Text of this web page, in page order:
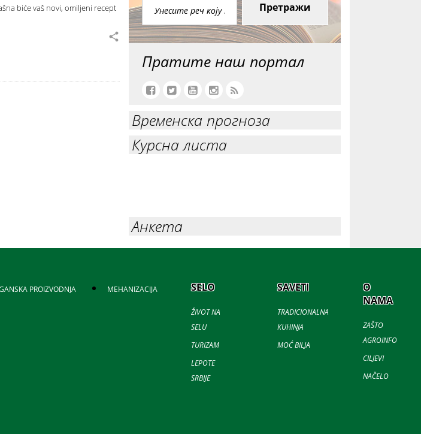
biće vaš novi, omiljeni recept
Претражи
Пратите наш портал
Временска прогноза
Курсна листа
Анкета
PROIZVODNJA MEHANIZACIJA SELO
ŽIVOT NA
SELU
TURIZAM
LEPOTE
SRBIJE
SAVETI
TRADICIONALNA
KUHINJA
MOĆ BILJA
O
NAMA
ZAŠTO
AGROINFO
CILJEVI
NAČELO